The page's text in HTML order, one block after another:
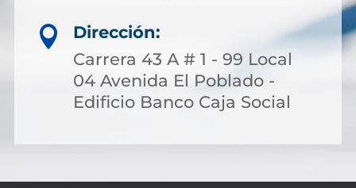

Dirección:
Carrera 43 A # 1 - 99 Local
04 Avenida El Poblado -
Edificio Banco Caja Social